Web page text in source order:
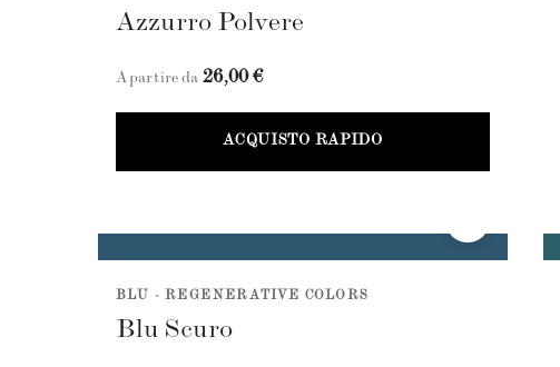
Azzurro Polvere
A partire da 26,00 €
ACQUISTO RAPIDO
BLU - REGENERATIVE COLORS
Blu Scuro